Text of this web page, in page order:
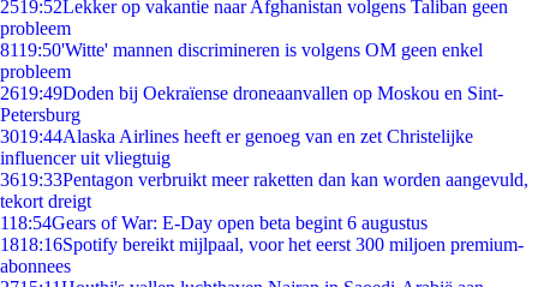
2519:52Lekker op vakantie naar Afghanistan volgens Taliban geen
probleem
8119:50'Witte' mannen discrimineren is volgens OM geen enkel
probleem
2619:49Doden bij Oekraïense droneaanvallen op Moskou en Sint-
Petersburg
3019:44Alaska Airlines heeft er genoeg van en zet Christelijke
influencer uit vliegtuig
3619:33Pentagon verbruikt meer raketten dan kan worden aangevuld,
tekort dreigt
118:54Gears of War: E-Day open beta begint 6 augustus
1818:16Spotify bereikt mijlpaal, voor het eerst 300 miljoen premium-
abonnees